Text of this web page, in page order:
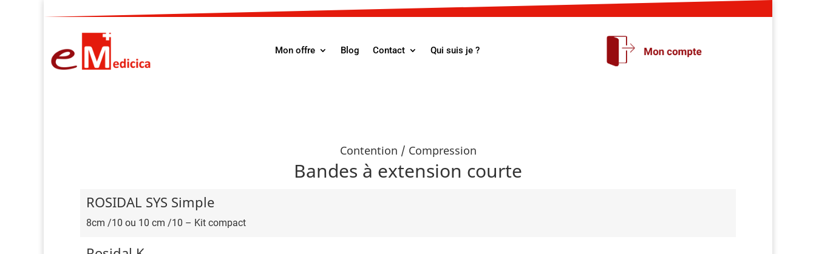
Mon offre Blog Contact Qui suis je ?
Contention / Compression
Bandes à extension courte
ROSIDAL SYS Simple
8cm /10 ou 10 cm /10 – Kit compact